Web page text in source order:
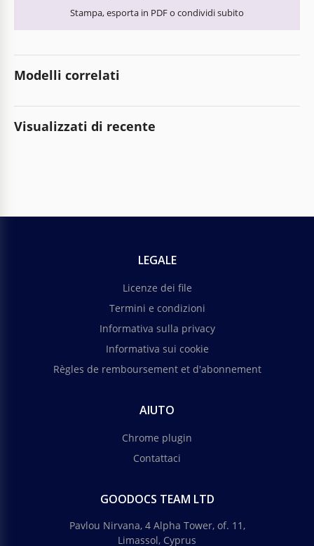
Stampa, esporta in PDF o condividi subito
Modelli correlati
Visualizzati di recente
LEGALE
Licenze dei file
Termini e condizioni
Informativa sulla privacy
Informativa sui cookie
Règles de remboursement et d'abonnement
AIUTO
Chrome plugin
Contattaci
GOODOCS TEAM LTD
Pavlou Nirvana, 4 Alpha Tower, of. 11,
Limassol, Cyprus